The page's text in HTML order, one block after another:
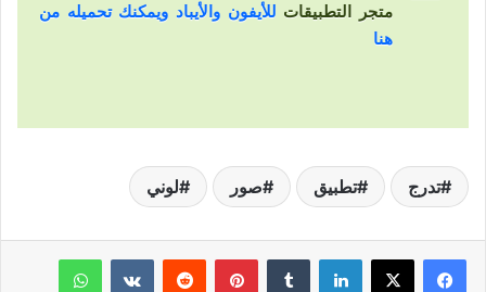
متجر التطبيقات للأيفون والأيباد ويمكنك تحميله من
هنا
تدرج تطبيق صور لوني
لينكدإن بينتيريست